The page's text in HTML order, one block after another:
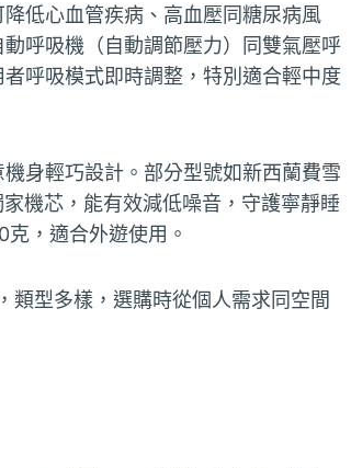
低心血管疾病、高血壓同糖尿病風
呼吸機（自動調節壓力）同雙氣壓呼
呼吸模式即時調整，特別適合輕中度
身輕巧設計。部分型號如新西蘭費雪
機芯，能有效減低噪音，守護寧靜睡
，適合外遊使用。
類型多樣，選購時從個人需求同空間